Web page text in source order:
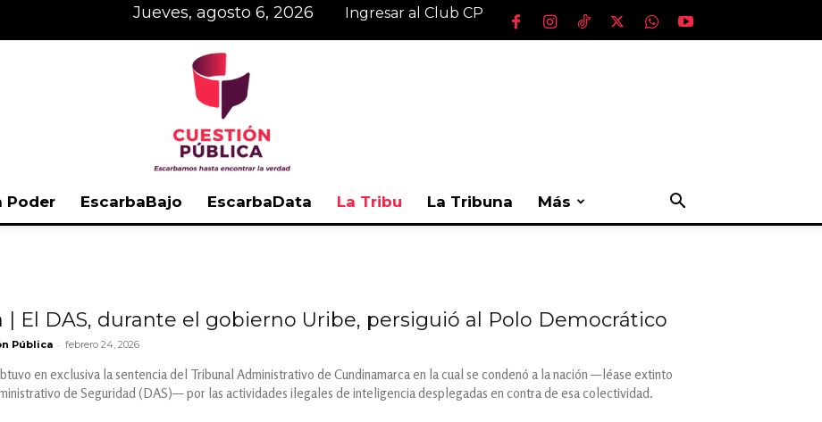
jueves, agosto 6, 2026 Ingresar al Club CP
Poder EscarbaBajo EscarbaData La Tribu La Tribuna Más
| El DAS, durante el gobierno Uribe, persiguió al Polo Democrático
Pública - febrero 24, 2026
en exclusiva la sentencia del Tribunal Administrativo de Cundinamarca en la cual se condenó a la nación —léase extinto
de Seguridad (DAS)— por las actividades ilegales de inteligencia desplegadas en contra de esa colectividad.